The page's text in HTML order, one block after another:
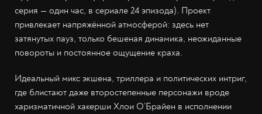
серия — один час, в сериале 24 эпизода). Проект
привлекает напряжённой атмосферой: здесь нет
затянутых пауз, только бешеная динамика, неожиданные
повороты и постоянное ощущение краха.
Идеальный микс экшена, триллера и политических интриг,
где блистают даже второстепенные персонажи вроде
харизматичной хакерши Хлои О’Брайен в исполнении